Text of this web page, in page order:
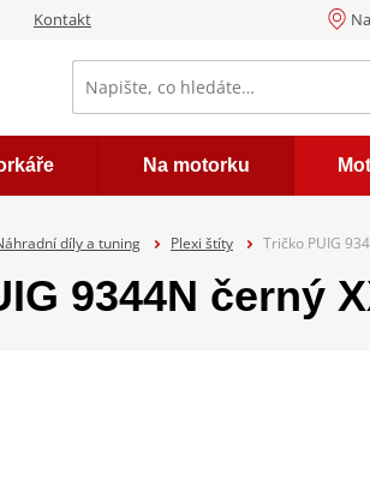
Kontakt
Na motorku
díly a tuning Plexi štíty Tričko PUIG
9344N černý